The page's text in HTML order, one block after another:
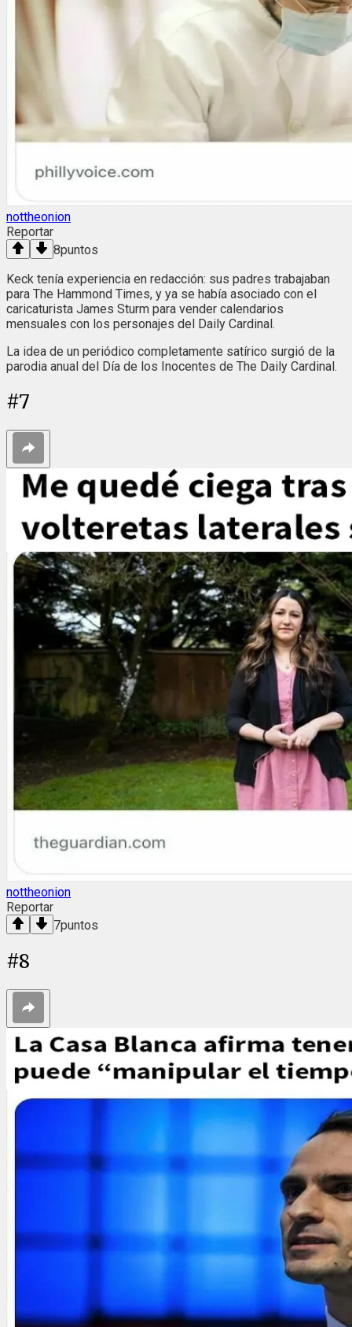
nottheonion
Reportar
8puntos
Keck tenía experiencia en redacción: sus padres trabajaban
para The Hammond Times, y ya se había asociado con el
caricaturista James Sturm para vender calendarios
mensuales con los personajes del Daily Cardinal.
La idea de un periódico completamente satírico surgió de la
parodia anual del Día de los Inocentes de The Daily Cardinal.
#7
nottheonion
Reportar
7puntos
#8